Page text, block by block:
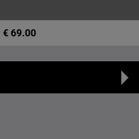
€ 69.00